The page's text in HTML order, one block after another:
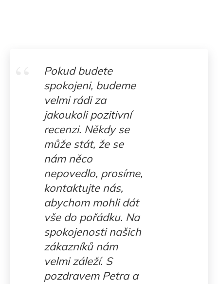
Pokud budete
spokojeni, budeme
velmi rádi za
jakoukoli pozitivní
recenzi. Někdy se
může stát, že se
nám něco
nepovedlo, prosíme,
kontaktujte nás,
abychom mohli dát
vše do pořádku. Na
spokojenosti našich
zákazníků nám
velmi záleží. S
pozdravem Petra a